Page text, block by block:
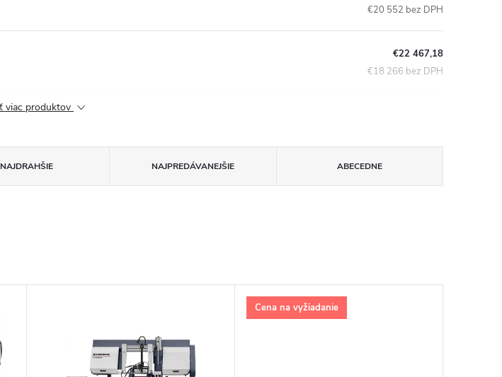
€20 552 bez DPH
€22 467,18
€18 266 bez DPH
viac produktov
NAJDRAHŠIE NAJPREDÁVANEJŠIE ABECEDNE
Cena na vyžiadanie